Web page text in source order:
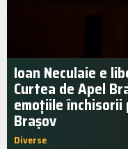
Ioan Neculaie e
Curtea de Apel
emoțiile
Brașov
Diverse